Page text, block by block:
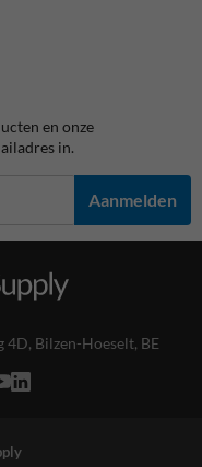
en onze
in.
Aanmelden
4D, Bilzen-Hoeselt, BE